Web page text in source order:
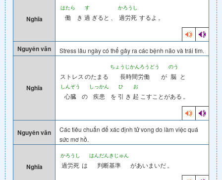
Nghĩa
はたら
働 き
す
過 ぎると
かろうし
過労死 するよ 。
Nguyên văn Stress lâu ngày có thể gây ra các bệnh não và trái tim.
Nghĩa
ストレス のたまる
ちょうじかんろうどう
長時間労働 が
のう
脳 と
しんぞう
心臓 の
しっかん
疾患 を
ひ
引 き
お
起 こすことがある 。
Nguyên văn
Các tiêu chuẩn để xác định tử vong do làm việc quá
sức mơ hồ.
Nghĩa
かろうし
過労死 は
はんだんきじゅん
判断基準 があいまいだ 。